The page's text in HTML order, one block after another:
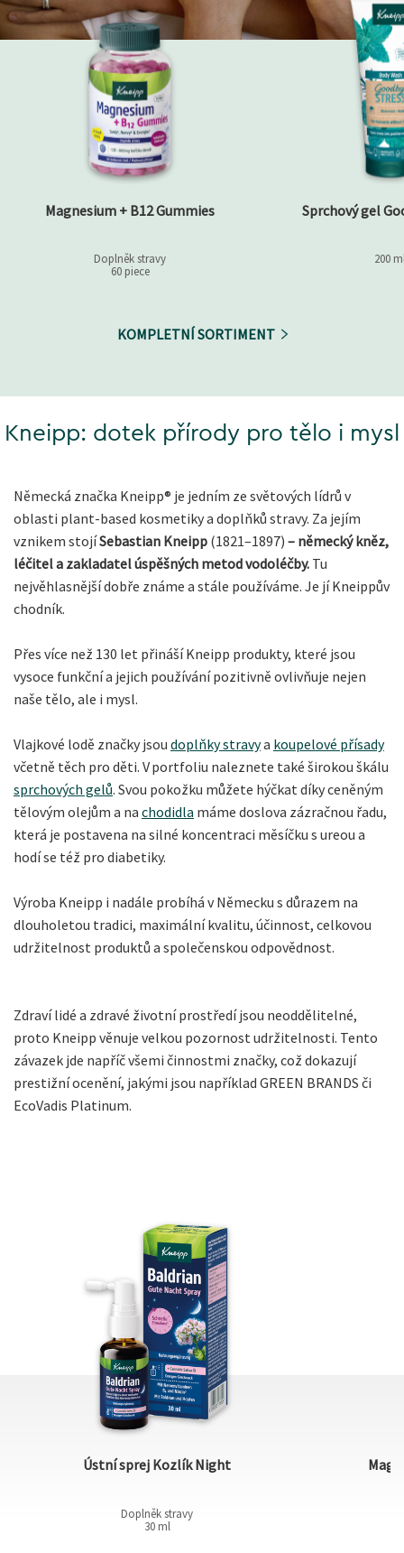
Magnesium + B12 Gummies
Doplněk stravy
60 piece
Sprchový gel
200
KOMPLETNÍ SORTIMENT
Kneipp: dotek přírody pro tělo i mysl
Německá značka Kneipp® je jedním ze světových lídrů v
oblasti plant-based kosmetiky a doplňků stravy. Za jejím
vznikem stojíSebastian Kneipp (1821–1897) – německý kněz,
léčitel a zakladatel úspěšných metod vodoléčby. Tu
nejvěhlasnější dobře známe a stále používáme. Je jí Kneippův
chodník.
Přes více než 130 let přináší Kneipp produkty, které jsou
vysoce funkční a jejich používání pozitivně ovlivňuje nejen
naše tělo, ale i mysl.
Vlajkové lodě značky jsou doplňky stravya koupelové přísady
včetně těch pro děti. V portfoliu naleznete také širokou škálu
sprchových gelů. Svou pokožku můžete hýčkat díky ceněným
tělovým olejům a na chodidla máme doslova zázračnou řadu,
která je postavena na silné koncentraci měsíčku s ureou a
hodí se též pro diabetiky.
Výroba Kneipp i nadále probíhá v Německu s důrazem na
dlouholetou tradici, maximální kvalitu, účinnost, celkovou
udržitelnost produktů a společenskou odpovědnost.
Zdraví lidé a zdravé životní prostředí jsou neoddělitelné,
proto Kneipp věnuje velkou pozornost udržitelnosti. Tento
závazek jde napříč všemi činnostmi značky, což dokazují
prestižní ocenění, jakými jsou například GREEN BRANDS či
EcoVadis Platinum.
Ústní sprej Kozlík Night
Doplněk stravy
30 ml